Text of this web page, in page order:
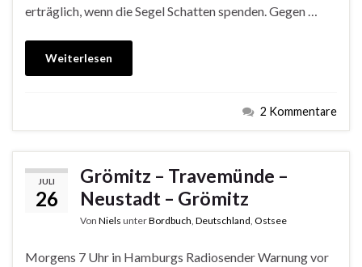
erträglich, wenn die Segel Schatten spenden. Gegen …
Weiterlesen
2 Kommentare
JULI
26
Grömitz – Travemünde –
Neustadt – Grömitz
Von Niels unterBordbuch Deutschland Ostsee
Morgens 7 Uhr in Hamburgs Radiosender Warnung vor